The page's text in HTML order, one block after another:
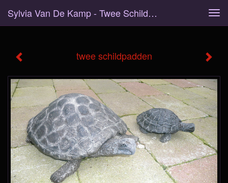
Sylvia Van De Kamp - Twee Schildpadden
twee schildpadden